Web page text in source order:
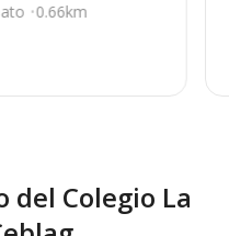
0.66km
del Colegio La